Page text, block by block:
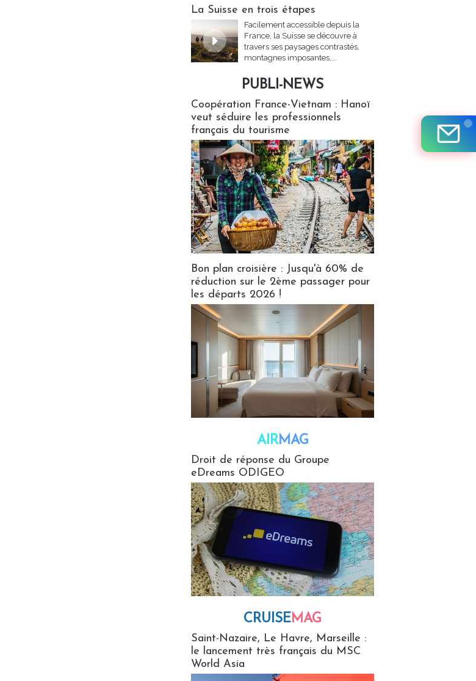
La Suisse en trois étapes
Facilement accessible depuis la
France, la Suisse se découvre à
travers ses paysages contrastés,
montagnes imposantes,...
PUBLI-NEWS
Coopération France-Vietnam : Hanoï
veut séduire les professionnels
français du tourisme
Bon plan croisière : Jusqu'à 60% de
réduction sur le 2ème passager pour
les départs 2026 !
AIRMAG
Droit de réponse du Groupe
eDreams ODIGEO
CRUISEMAG
Saint-Nazaire, Le Havre, Marseille :
le lancement très français du MSC
World Asia